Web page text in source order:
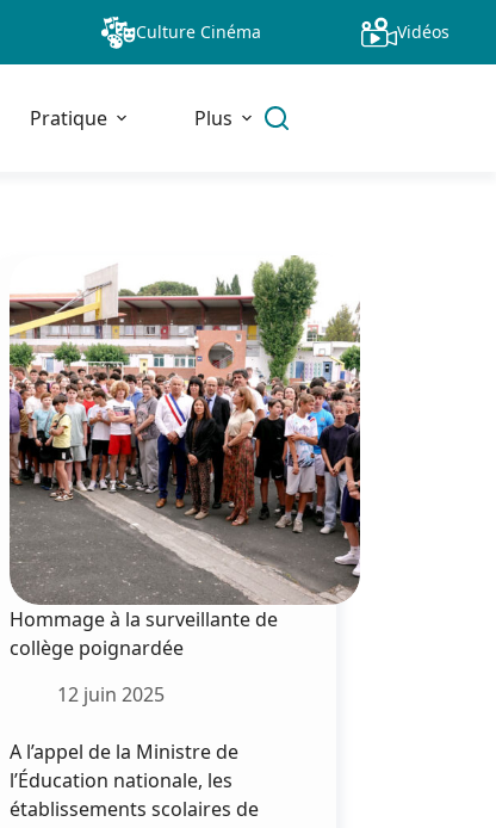
Culture Cinéma Vidéos
Pratique Plus
Hommage à la surveillante de
collège poignardée
12 juin 2025
A l’appel de la Ministre de
l’Éducation nationale, les
établissements scolaires de